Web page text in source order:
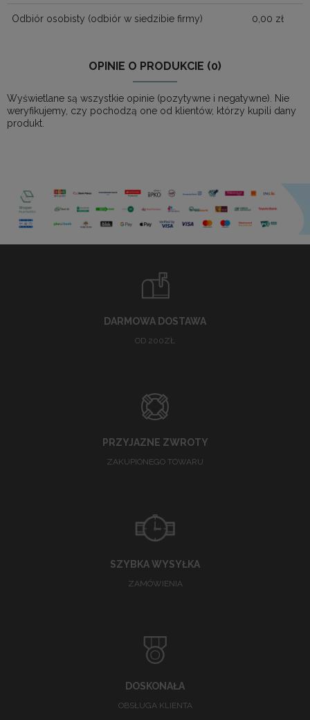
Odbiór osobisty (odbiór w siedzibie firmy) 0,00 zł
OPINIE O PRODUKCIE (0)
Wyświetlane są wszystkie opinie (pozytywne i negatywne). Nie
weryfikujemy, czy pochodzą one od klientów, którzy kupili dany
produkt.
DARMOWA DOSTAWA
OD 200ZŁ
PRZYJAZNE ZWROTY
ZAKUPIONEGO TOWARU
SZYBKA WYSYŁKA
ZAMÓWIENIA
DOSKONAŁA
OBSŁUGA KLIENTA